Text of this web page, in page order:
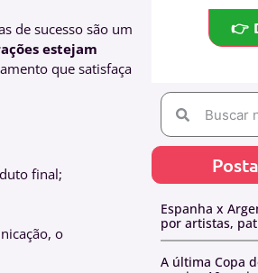
de sucesso são um
estejam
que satisfaça
final;
o
👉
Espanha x
por artistas,
A última Copa